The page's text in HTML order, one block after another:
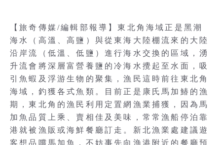
【旅奇傳媒/編輯部報導】東北角海域正是黑潮
海水（高溫、高鹽）與從東海大陸棚流來的大陸
沿岸流（低溫、低鹽）進行海水交換的區域，湧
升流會將深層富營養鹽的冷海水攪起至水面，吸
引魚蝦及浮游生物的聚集，漁民這時前往東北角
海域，釣獲各式魚類。目前正是康氏馬加鰆的漁
期，東北角的漁民利用定置網漁業捕獲，因為馬
加魚品質上乘、賣相佳及美味，常常漁船停泊靠
港就被漁販或海鮮餐廳訂走。新北漁業處建議遊
客想品嚐馬加魚，不妨事先向漁港附近的餐廳預